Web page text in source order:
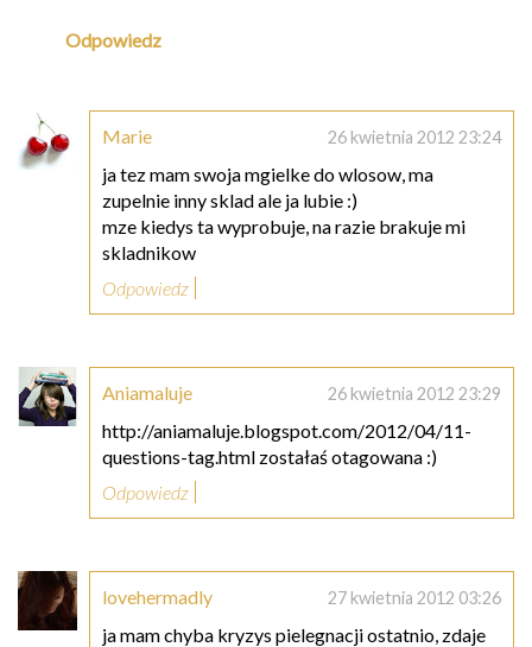
Odpowiedz
Marie 26 kwietnia 2012 23:24
ja tez mam swoja mgielke do wlosow, ma
zupelnie inny sklad ale ja lubie :)
mze kiedys ta wyprobuje, na razie brakuje mi
skladnikow
Odpowiedz
Aniamaluje 26 kwietnia 2012 23:29
http://aniamaluje.blogspot.com/2012/04/11-
questions-tag.html zostałaś otagowana :)
Odpowiedz
lovehermadly 27 kwietnia 2012 03:26
ja mam chyba kryzys pielegnacji ostatnio, zdaje